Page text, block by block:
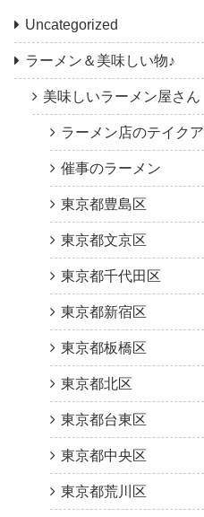
Uncategorized
ラーメン＆美味しい物♪
美味しいラーメン屋さん
ラーメン店のテイク
催事のラーメン
東京都豊島区
東京都文京区
東京都千代田区
東京都新宿区
東京都板橋区
東京都北区
東京都台東区
東京都中央区
東京都荒川区